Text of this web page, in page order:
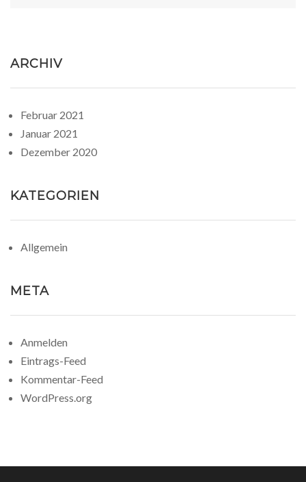
ARCHIV
Februar 2021
Januar 2021
Dezember 2020
KATEGORIEN
Allgemein
META
Anmelden
Eintrags-Feed
Kommentar-Feed
WordPress.org